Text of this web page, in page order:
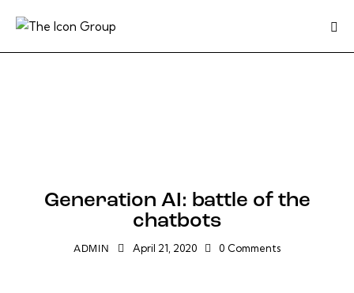
Generation AI: battle of the
chatbots
ADMIN April 21, 2020 0 Comments